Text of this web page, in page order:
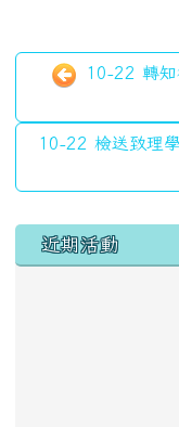
10-22 轉知
10-22 檢送致理
左邊區域內容
近期活動